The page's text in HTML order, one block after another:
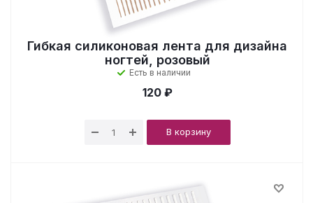
Гибкая силиконовая лента для дизайна
ногтей, розовый
Есть в наличии
120 ₽
В корзину